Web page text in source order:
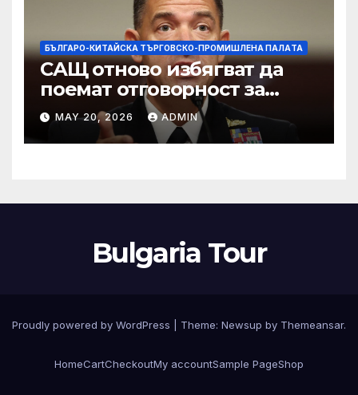
БЪЛГАРО-КИТАЙСКА ТЪРГОВСКО-ПРОМИШЛЕНА ПАЛAТА
САЩ отново избягват да
поемат отговорност за
нападението в училище в
Иран, при което загинаха
155 души
MAY 20, 2026 ADMIN
Bulgaria Tour
Proudly powered by WordPress Theme: Newsup by Themeansar.
HomeCartCheckoutMy accountSample PageShop